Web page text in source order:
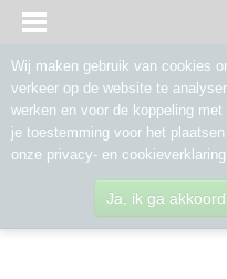
Wij maken gebruik van cookies
verkeer op de website te
werken en voor de koppeling
je toestemming voor het
onze privacy- en cookieverklaring.
Ja, ik ga akkoord